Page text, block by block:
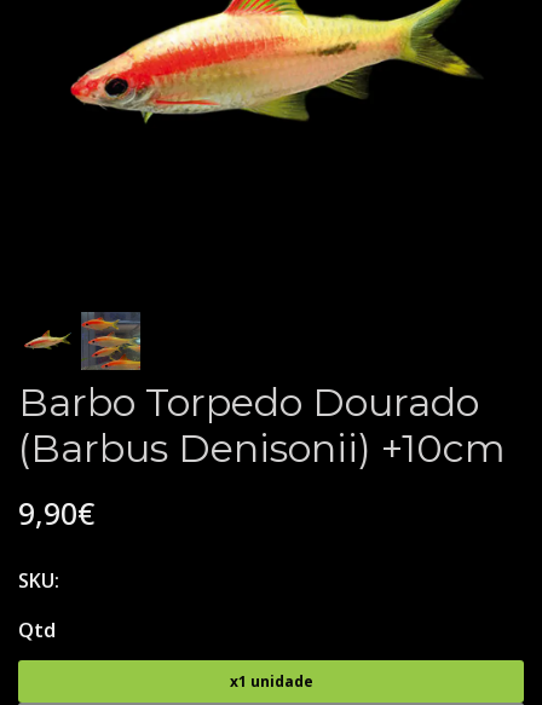
Barbo Torpedo Dourado
(Barbus Denisonii) +10cm
9,90€
SKU:
Qtd
x1 unidade